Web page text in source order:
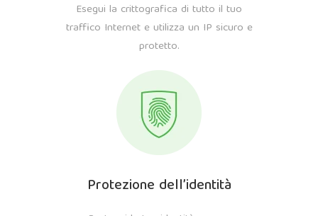
Esegui la crittografica di tutto il tuo
traffico Internet e utilizza un IP sicuro e
protetto.
Protezione dell’identità